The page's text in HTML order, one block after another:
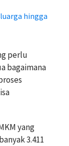
hingga
perlu
bagaimana
yang
3.411